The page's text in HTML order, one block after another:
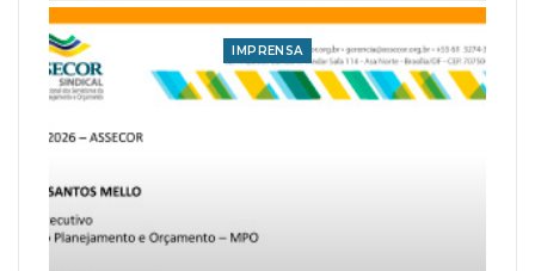
IMPRENSA